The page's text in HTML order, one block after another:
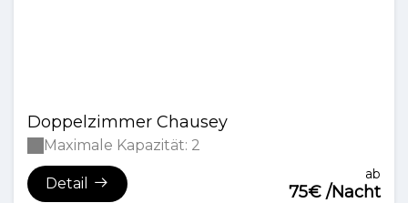
Doppelzimmer Chausey
Maximale Kapazität: 2
Detail
ab
75€ /Nacht